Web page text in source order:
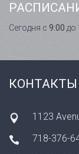
Сегодня с 9:00 до
КОНТАКТЫ
1123
718-376-